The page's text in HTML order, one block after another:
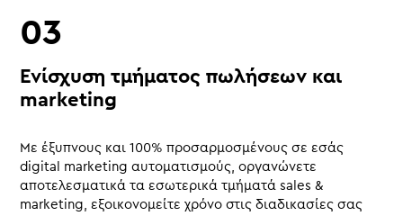
Ενίσχυση τμήματος πωλήσεων και
marketing
Με έξυπνους και 100% προσαρμοσμένους σε εσάς
digital marketing αυτοματισμούς, οργανώνετε
αποτελεσματικά τα εσωτερικά τμήματά sales &
marketing, εξοικονομείτε χρόνο στις διαδικασίες σας